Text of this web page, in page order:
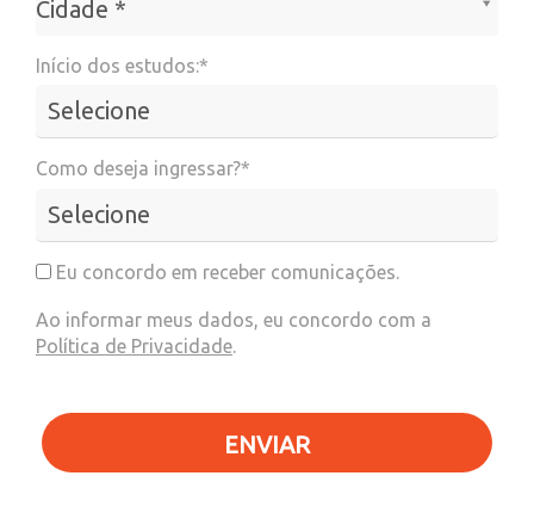
Cidade *
Início dos estudos:*
Como deseja ingressar?*
Eu concordo em receber comunicações.
Ao informar meus dados, eu concordo com a
Política de Privacidade.
ENVIAR